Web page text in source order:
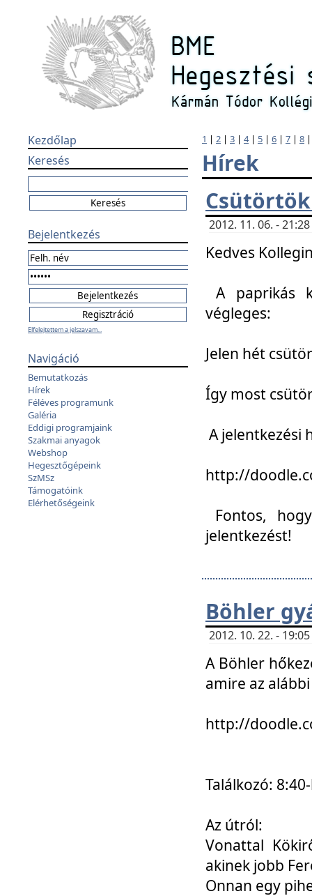
Kezdőlap
Keresés
Bejelentkezés
Elfelejtettem a jelszavam...
Navigáció
Bemutatkozás
Hírek
Féléves programunk
Galéria
Eddigi programjaink
Szakmai anyagok
Webshop
Hegesztőgépeink
SzMSz
Támogatóink
Elérhetőségeink
1 | 2 | 3 | 4| 5 | 6 | 7 | 8
Hírek
2012. 11. 06. -
Kedves
A paprikás
végleges:
Jelen hét
Így most
A jelentkezési
http://
Fontos,
jelentkezést!
Böhler
2012. 10. 22. -
A Böhler
amire az
http://
Találkozó:
Az útról:
Vonattal
akinek jobb
Onnan egy